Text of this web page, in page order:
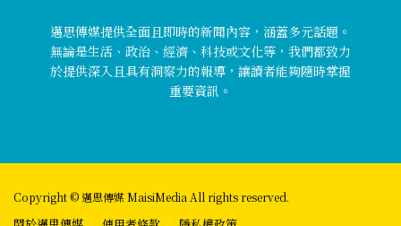
邁思傳媒提供全面且即時的新聞內容，涵蓋多元話題。
無論是生活、政治、經濟、科技或文化等，我們都致力
於提供深入且具有洞察力的報導，讓讀者能夠隨時掌握
重要資訊。
Copyright © 邁思傳媒 MaisiMedia All rights reserved.